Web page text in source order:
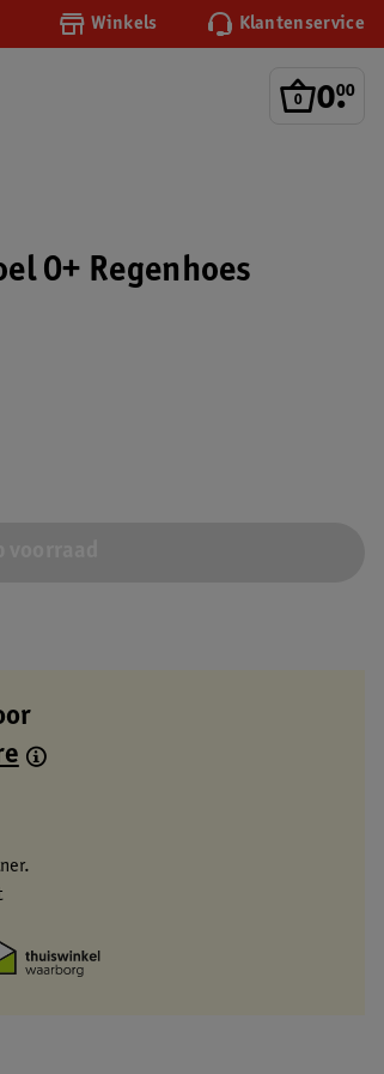
Winkels Klantenservice
0.
00
0+ Regenhoes